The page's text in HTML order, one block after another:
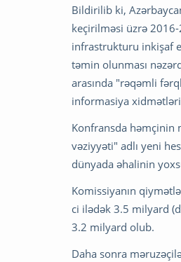
Bildirilib ki,
keçirilməsi üzrə 2016-
infrastrukturu inkişaf
təmin olunması
arasında "rəqəmli
informasiya
Konfransda həmçinin
vəziyyəti" adlı yeni
dünyada əhalinin
Komissiyanın
ci ilədək 3.5 milyard
3.2 milyard olub.
Daha sonra